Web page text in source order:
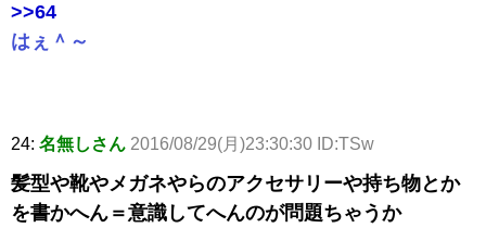
>>64
はぇ＾～
24: 名無しさん 2016/08/29(月)23:30:30 ID:TSw
髪型や靴やメガネやらのアクセサリーや持ち物とか
を書かへん＝意識してへんのが問題ちゃうか